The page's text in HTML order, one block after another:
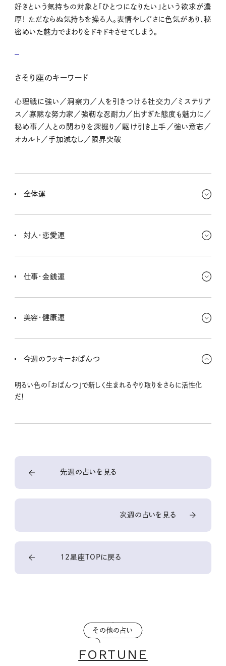
好きという気持ちの対象と「ひとつになりたい」という欲求が濃
厚！ ただならぬ気持ちを操る人。表情やしぐさに色気があり、秘
密めいた魅力でまわりをドキドキさせてしまう。
さそり座のキーワード
心理戦に強い／洞察力／人を引きつける社交力／ミステリア
ス／寡黙な努力家／強靭な忍耐力／出すぎた態度も魅力に／
秘め事／人との関わりを深掘り／駆け引き上手／強い意志／
オカルト／手加減なし／限界突破
全体運
ろ夢中になることが多いみたいで、遊びに仕事に大忙し。プラスし
対人・恋愛運
りぶつかる場面がありそう。でもいい機会なんじゃない？ ついキミは
仕事・金銭運
い食いが続いたりもしそう。お金もかさむみたい。でも、そうしたいと
美容・健康運
部分は見直しておきたいな。のんびり過ごして気持ちも身体も整え
今週のラッキーおぱんつ
明るい色の「おぱんつ」で新しく生まれるやり取りをさらに活性化
だ！
先週の占いを見る
次週の占いを見る
12星座TOPに戻る
その他の占い
FORTUNE